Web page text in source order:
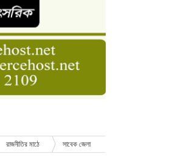
রাজনীতির মাঠে
সাবেক জেলা